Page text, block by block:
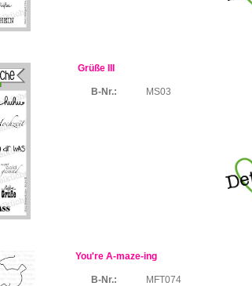
Grüße III
B-Nr.: MS03
You're A-maze-ing
B-Nr.: MFT074